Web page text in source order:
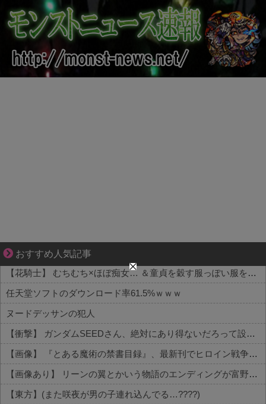
おすすめ人気記事
大変だけど幸せ。等身大の子育て物語。
【花騎士】 むちむち×ほぼ痴女… ＆童貞を穀す服っぽい服をきたホウオウボクへの反応！！！
任天堂ソフトのダウンロード率61.5%ｗｗｗ
ヌードデッサンの犯人
【衝撃】 ガンダムSEEDさん、絶対にあり得ないだろって設定がこちらｗｗｗ
【画像】 『とある魔術の禁書目録』、最新刊でヒロイン戦争決着ｗｗｗｗｗ
【画像あり】 リーンの翼とかいう物語のエンディングが富野作品の中でも屈指の美しさを誇る作品
【東方】(また咲夜が男の子連れ込んでる…????)